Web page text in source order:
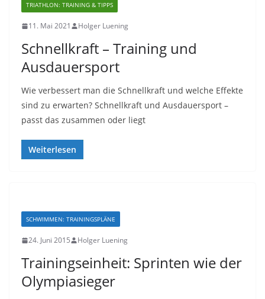
TRIATHLON: TRAINING & TIPPS
11. Mai 2021 Holger Luening
Schnellkraft – Training und
Ausdauersport
Wie verbessert man die Schnellkraft und welche Effekte
sind zu erwarten? Schnellkraft und Ausdauersport –
passt das zusammen oder liegt
Weiterlesen
SCHWIMMEN: TRAININGSPLÄNE
24. Juni 2015 Holger Luening
Trainingseinheit: Sprinten wie der
Olympiasieger